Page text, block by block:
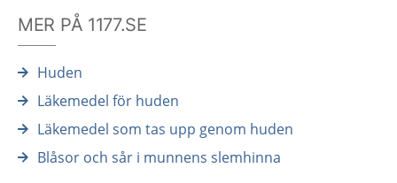
MER PÅ 1177.SE
Huden
Läkemedel för huden
Läkemedel som tas upp genom huden
Blåsor och sår i munnens slemhinna